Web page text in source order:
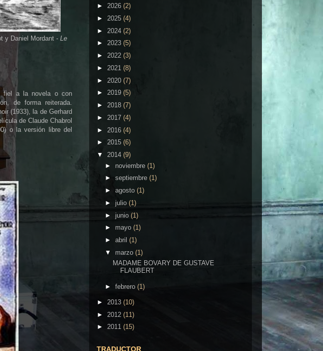
y Daniel Mordant - Le
fiel a la novela o con
de forma reiterada.
(1933), la de Gerhard
de Claude Chabrol
o la versión libre del
► 2026 (2)
► 2025 (4)
► 2024 (2)
► 2023 (5)
► 2022 (3)
► 2021 (8)
► 2020 (7)
► 2019 (5)
► 2018 (7)
► 2017 (4)
► 2016 (4)
► 2015 (6)
▼ 2014 (9)
► noviembre (1)
► septiembre (1)
► agosto (1)
► julio (1)
► junio (1)
► mayo (1)
► abril (1)
▼ marzo (1)
MADAME BOVARY DE GUSTAVE
FLAUBERT
► febrero (1)
► 2013 (10)
► 2012 (11)
► 2011 (15)
TRADUCTOR